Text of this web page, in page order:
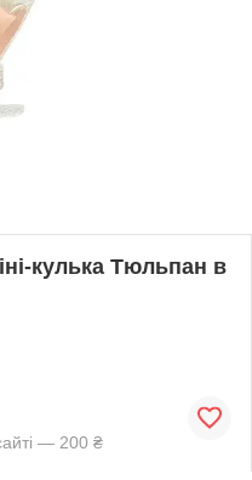
кулька Тюльпан в
— 200 ₴